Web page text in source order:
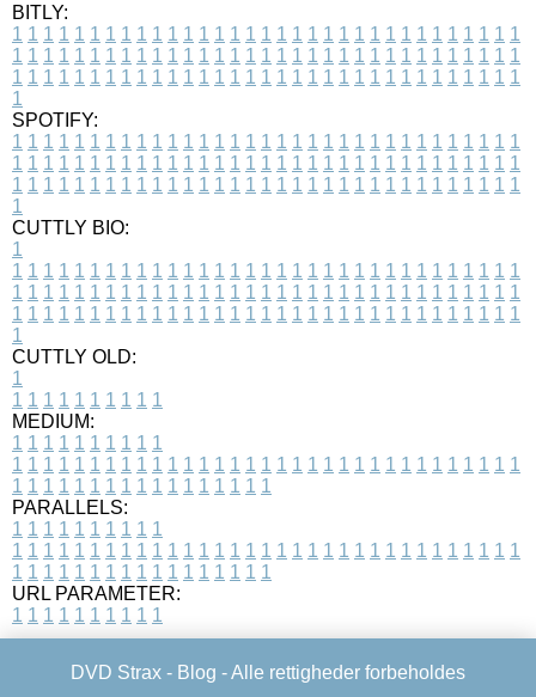
BITLY:
1 1 1 1 1 1 1 1 1 1 1 1 1 1 1 1 1 1 1 1 1 1 1 1 1 1 1 1 1 1 1 1 1
1 1 1 1 1 1 1 1 1 1 1 1 1 1 1 1 1 1 1 1 1 1 1 1 1 1 1 1 1 1 1 1 1
1 1 1 1 1 1 1 1 1 1 1 1 1 1 1 1 1 1 1 1 1 1 1 1 1 1 1 1 1 1 1 1 1
1
SPOTIFY:
1 1 1 1 1 1 1 1 1 1 1 1 1 1 1 1 1 1 1 1 1 1 1 1 1 1 1 1 1 1 1 1 1
1 1 1 1 1 1 1 1 1 1 1 1 1 1 1 1 1 1 1 1 1 1 1 1 1 1 1 1 1 1 1 1 1
1 1 1 1 1 1 1 1 1 1 1 1 1 1 1 1 1 1 1 1 1 1 1 1 1 1 1 1 1 1 1 1 1
1
CUTTLY BIO:
1
1 1 1 1 1 1 1 1 1 1 1 1 1 1 1 1 1 1 1 1 1 1 1 1 1 1 1 1 1 1 1 1 1
1 1 1 1 1 1 1 1 1 1 1 1 1 1 1 1 1 1 1 1 1 1 1 1 1 1 1 1 1 1 1 1 1
1 1 1 1 1 1 1 1 1 1 1 1 1 1 1 1 1 1 1 1 1 1 1 1 1 1 1 1 1 1 1 1 1
1
CUTTLY OLD:
1
1 1 1 1 1 1 1 1 1 1
MEDIUM:
1 1 1 1 1 1 1 1 1 1
1 1 1 1 1 1 1 1 1 1 1 1 1 1 1 1 1 1 1 1 1 1 1 1 1 1 1 1 1 1 1 1 1
1 1 1 1 1 1 1 1 1 1 1 1 1 1 1 1 1
PARALLELS:
1 1 1 1 1 1 1 1 1 1
1 1 1 1 1 1 1 1 1 1 1 1 1 1 1 1 1 1 1 1 1 1 1 1 1 1 1 1 1 1 1 1 1
1 1 1 1 1 1 1 1 1 1 1 1 1 1 1 1 1
URL PARAMETER:
1 1 1 1 1 1 1 1 1 1
DVD Strax - Blog - Alle rettigheder forbeholdes